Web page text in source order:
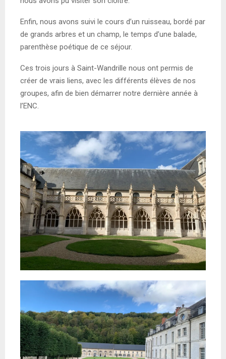
Enfin, nous avons suivi le cours d’un ruisseau, bordé par
de grands arbres et un champ, le temps d’une balade,
parenthèse poétique de ce séjour.
Ces trois jours à Saint-Wandrille nous ont permis de
créer de vrais liens, avec les différents élèves de nos
groupes, afin de bien démarrer notre dernière année à
l’ENC.